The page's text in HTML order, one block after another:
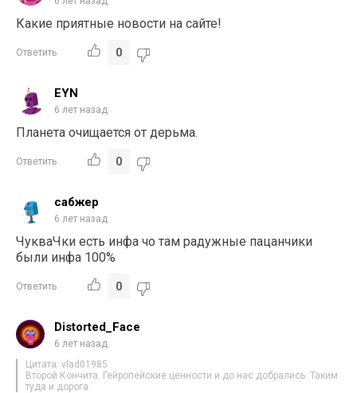
Какие приятные новости на сайте!
Ответить 0
EYN
6 лет назад
Планета очищается от дерьма.
Ответить 0
сабжер
6 лет назад
ЧукваЧки есть инфа чо там радужные пацанчики
были инфа 100%
Ответить 0
Distorted_Face
6 лет назад
Цитата: vlad01985
Второй Кончита. Гейропейские ценности и до нас добрались. Таким
туда и дорога.